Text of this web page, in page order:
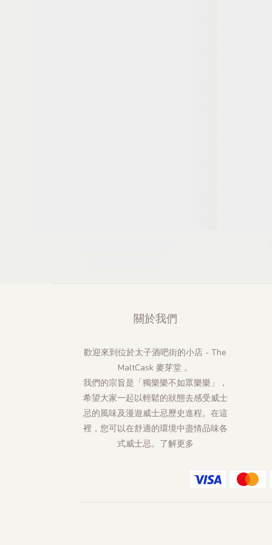
關於我們
歡迎來到位於太子酒吧街的小店 - The
MaltCask 麥芽堂 。
我們的宗旨是「獨樂樂不如眾樂樂」，
希望大家一起以輕鬆的狀態去感受威士
忌的風味及漫遊威士忌歷史進程。在這
裡，您可以在舒適的環境中盡情品味各
式威士忌。 了解更多